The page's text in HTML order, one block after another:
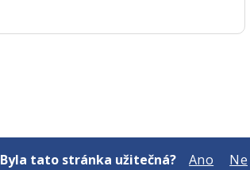
Byla tato stránka užitečná? Ano Ne